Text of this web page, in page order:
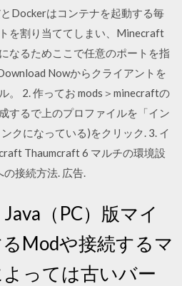
Dockerはコンテナを起動する毎
を割り当ててしまい、Minecraft
なるためここで任意のポートを指
Nowからクライアントを
。 2. 作ってお mods＞minecraftの
するで上のプロファイルを「イン
クになっている)をクリック. 3. イ
Thaumcraft 6 マルチの環境設
接続方法. 広告.
（PC）版マイ
Modや接続するマ
っては古いバー